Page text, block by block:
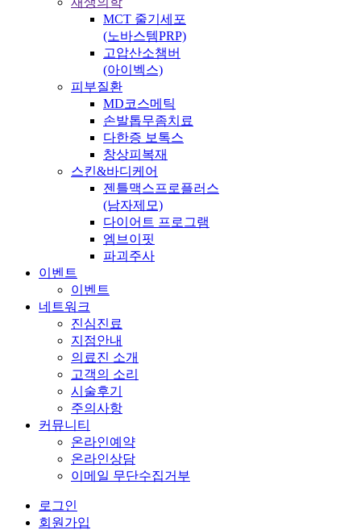
MCT 줄기세포
(노바스템PRP)
고압산소챔버
(아이벡스)
피부질환
MD코스메틱
손발톱무좀치료
다한증 보톡스
창상피복재
스킨&바디케어
젠틀맥스프로플러스
(남자제모)
다이어트 프로그램
엠브이핏
파괴주사
이벤트
이벤트
네트워크
진심진료
지점안내
의료진 소개
고객의 소리
시술후기
주의사항
커뮤니티
온라인예약
온라인상담
이메일 무단수집거부
로그인
회원가입